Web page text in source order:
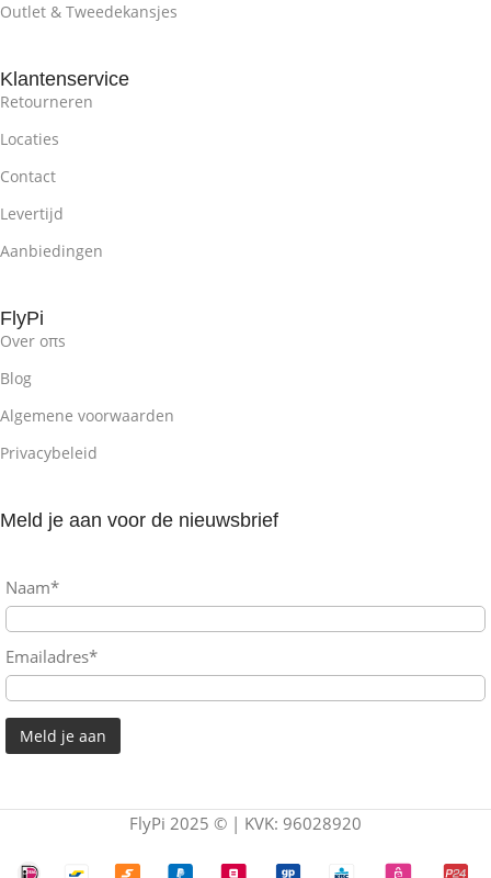
Outlet & Tweedekansjes
Klantenservice
Retourneren
Locaties
Contact
Levertijd
Aanbiedingen
FlyPi
Over oπs
Blog
Algemene voorwaarden
Privacybeleid
Meld je aan voor de nieuwsbrief
Naam*
Emailadres*
FlyPi 2025 © | KVK: 96028920